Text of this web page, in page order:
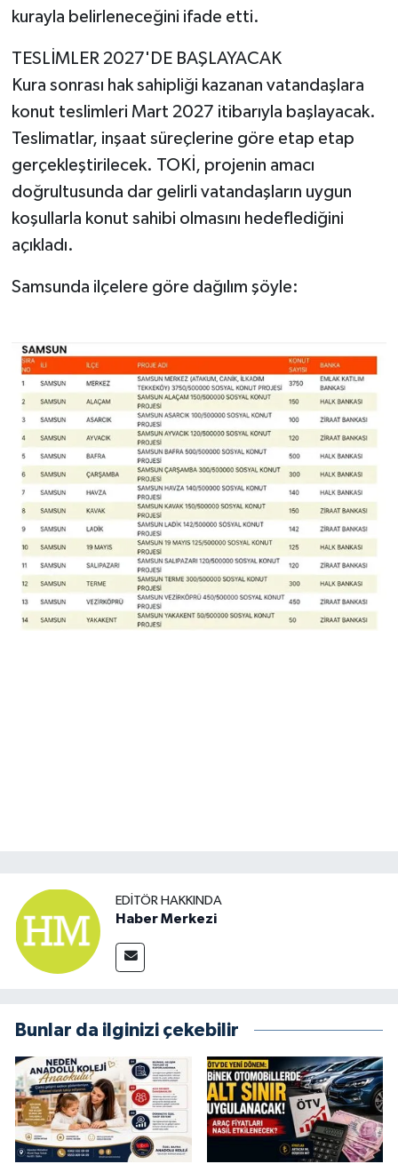
kurayla belirleneceğini ifade etti.
TESLİMLER 2027'DE BAŞLAYACAK
Kura sonrası hak sahipliği kazanan vatandaşlara
konut teslimleri Mart 2027 itibarıyla başlayacak.
Teslimatlar, inşaat süreçlerine göre etap etap
gerçekleştirilecek. TOKİ, projenin amacı
doğrultusunda dar gelirli vatandaşların uygun
koşullarla konut sahibi olmasını hedeflediğini
açıkladı.
Samsunda ilçelere göre dağılım şöyle:
EDITÖR HAKKINDA
Haber Merkezi
Bunlar da ilginizi çekebilir